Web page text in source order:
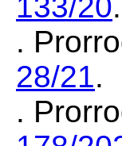
.
28/21.
.